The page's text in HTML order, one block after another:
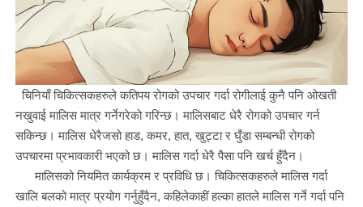
चिनियाँ चिकित्सकहरुले कतिपय रोगको उपचार गर्दा रोगीलाई कुनै पनि ओखती
नखुवाई मालिस मात्र गर्नेगरेको गरिन्छ। मालिसबाट धेरै रोगको उपचार गर्न
सकिन्छ। मालिस धेरैजसो हाड, कमर, हात, खुट्टा र घुँडा सम्बन्धी रोगको
उपचारमा प्रभावकारी भएको छ। मालिस गर्दा धेरै पैसा पनि खर्च हुँदैन।
मालिसको नियमित कार्यक्रम र प्रविधि छ। चिकित्सकहरुले मालिस गर्दा
खालि बलको मात्र प्रयोग गर्नुहुँदैन, कहिलेकाहीं हल्का हातले मालिस गर्ने गर्दा पनि